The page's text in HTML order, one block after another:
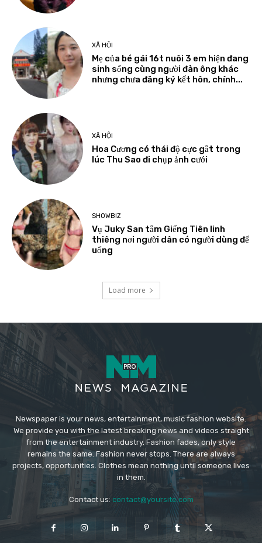
XÃ HỘI
Mẹ của bé gái 16t nuôi 3 em hiện đang
sinh sống cùng người đàn ông khác
nhưng chưa đăng ký kết hôn, chính...
XÃ HỘI
Hoa Cương có thái độ cực gắt trong
lúc Thu Sao đi chụp ảnh cưới
SHOWBIZ
Vụ Juky San tắm Giếng Tiên linh
thiêng nơi người dân có người dùng để
uống
Load more
Newspaper is your news, entertainment, music fashion website.
We provide you with the latest breaking news and videos straight
from the entertainment industry. Fashion fades, only style
remains the same. Fashion never stops. There are always
projects, opportunities. Clothes mean nothing until someone lives
in them.
Contact us: contact@yoursite.com